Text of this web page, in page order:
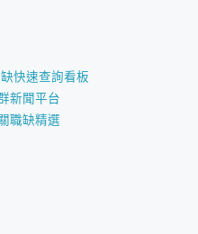
快速查詢看板
新聞平台
職缺精選